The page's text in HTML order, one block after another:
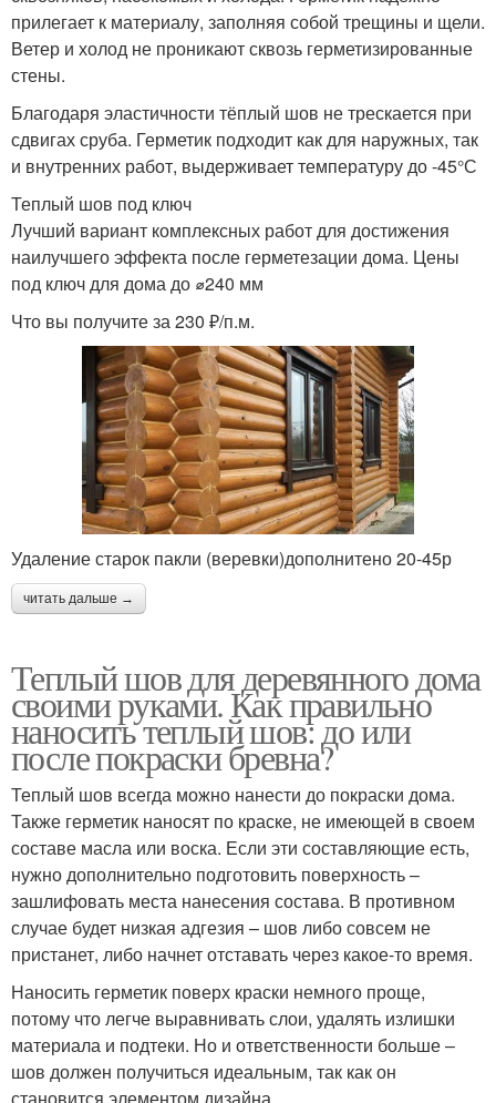
прилегает к материалу, заполняя собой трещины и щели.
Ветер и холод не проникают сквозь герметизированные
стены.
Благодаря эластичности тёплый шов не трескается при
сдвигах сруба. Герметик подходит как для наружных, так
и внутренних работ, выдерживает температуру до -45°С
Теплый шов под ключ
Лучший вариант комплексных работ для достижения
наилучшего эффекта после герметезации дома. Цены
под ключ для дома до ⌀240 мм
Что вы получите за 230 ₽/п.м.
Удаление старок пакли (веревки)дополнитено 20-45р
читать дальше →
Теплый шов для деревянного дома
своими руками. Как правильно
наносить теплый шов: до или
после покраски бревна?
Теплый шов всегда можно нанести до покраски дома.
Также герметик наносят по краске, не имеющей в своем
составе масла или воска. Если эти составляющие есть,
нужно дополнительно подготовить поверхность –
зашлифовать места нанесения состава. В противном
случае будет низкая адгезия – шов либо совсем не
пристанет, либо начнет отставать через какое-то время.
Наносить герметик поверх краски немного проще,
потому что легче выравнивать слои, удалять излишки
материала и подтеки. Но и ответственности больше –
шов должен получиться идеальным, так как он
становится элементом дизайна.